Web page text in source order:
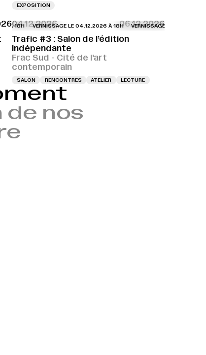
EXPOSITION
04.12.2026 06.12.2026
À 18H VERNISSAGE LE 04.12.2026 À 18H VERNISSAGE LE 04.12.2026 À
Trafic #3 : Salon de l’édition
indépendante
Frac Sud - Cité de l’art
contemporain
SALON RENCONTRES ATELIER LECTURE
nos